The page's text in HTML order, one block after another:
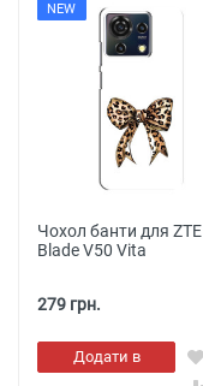
NEW
Чохол банти для ZTE
Blade V50 Vita
279 грн.
Додати в
кошик